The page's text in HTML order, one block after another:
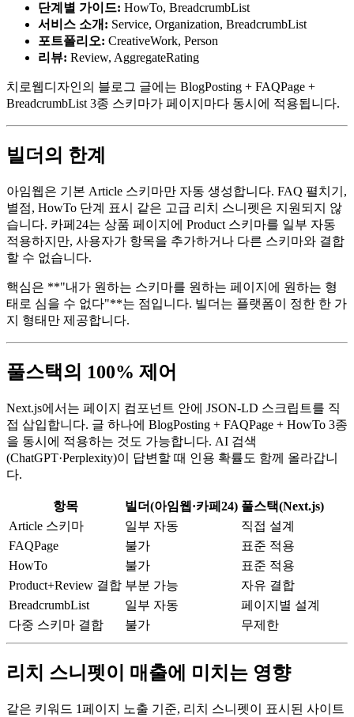
단계별 가이드: HowTo, BreadcrumbList
서비스 소개: Service, Organization, BreadcrumbList
포트폴리오: CreativeWork, Person
리뷰: Review, AggregateRating
치로웹디자인의 블로그 글에는 BlogPosting + FAQPage +
BreadcrumbList 3종 스키마가 페이지마다 동시에 적용됩니다.
빌더의 한계
아임웹은 기본 Article 스키마만 자동 생성합니다. FAQ 펼치기,
별점, HowTo 단계 표시 같은 고급 리치 스니펫은 지원되지 않
습니다. 카페24는 상품 페이지에 Product 스키마를 일부 자동
적용하지만, 사용자가 항목을 추가하거나 다른 스키마와 결합
할 수 없습니다.
핵심은 **"내가 원하는 스키마를 원하는 페이지에 원하는 형
태로 심을 수 없다"**는 점입니다. 빌더는 플랫폼이 정한 한 가
지 형태만 제공합니다.
풀스택의 100% 제어
Next.js에서는 페이지 컴포넌트 안에 JSON-LD 스크립트를 직
접 삽입합니다. 글 하나에 BlogPosting + FAQPage + HowTo 3종
을 동시에 적용하는 것도 가능합니다. AI 검색
(ChatGPT·Perplexity)이 답변할 때 인용 확률도 함께 올라갑니
다.
항목 빌더(아임웹·카페24) 풀스택(Next.js)
Article 스키마
일부 자동
직접 설계
FAQPage
불가
표준 적용
HowTo
불가
표준 적용
Product+Review 결합 부분 가능
자유 결합
BreadcrumbList
일부 자동
페이지별 설계
다중 스키마 결합
불가 무제한
리치 스니펫이 매출에 미치는 영향
같은 키워드 1페이지 노출 기준, 리치 스니펫이 표시된 사이트